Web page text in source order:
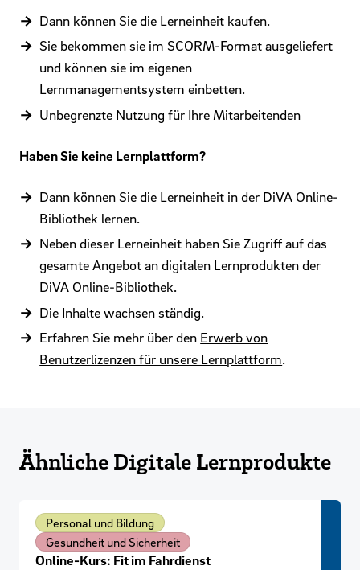
Dann können Sie die Lerneinheit kaufen.
Sie bekommen sie im SCORM-Format ausgeliefert
und können sie im eigenen
Lernmanagementsystem einbetten.
Unbegrenzte Nutzung für Ihre Mitarbeitenden
Haben Sie keine Lernplattform?
Dann können Sie die Lerneinheit in der DiVA Online-
Bibliothek lernen.
Neben dieser Lerneinheit haben Sie Zugriff auf das
gesamte Angebot an digitalen Lernprodukten der
DiVA Online-Bibliothek.
Die Inhalte wachsen ständig.
Erfahren Sie mehr über den Erwerb von
Benutzerlizenzen für unsere Lernplattform.
Ähnliche Digitale Lernprodukte
Personal und Bildung
Gesundheit und Sicherheit
Online-Kurs: Fit im Fahrdienst